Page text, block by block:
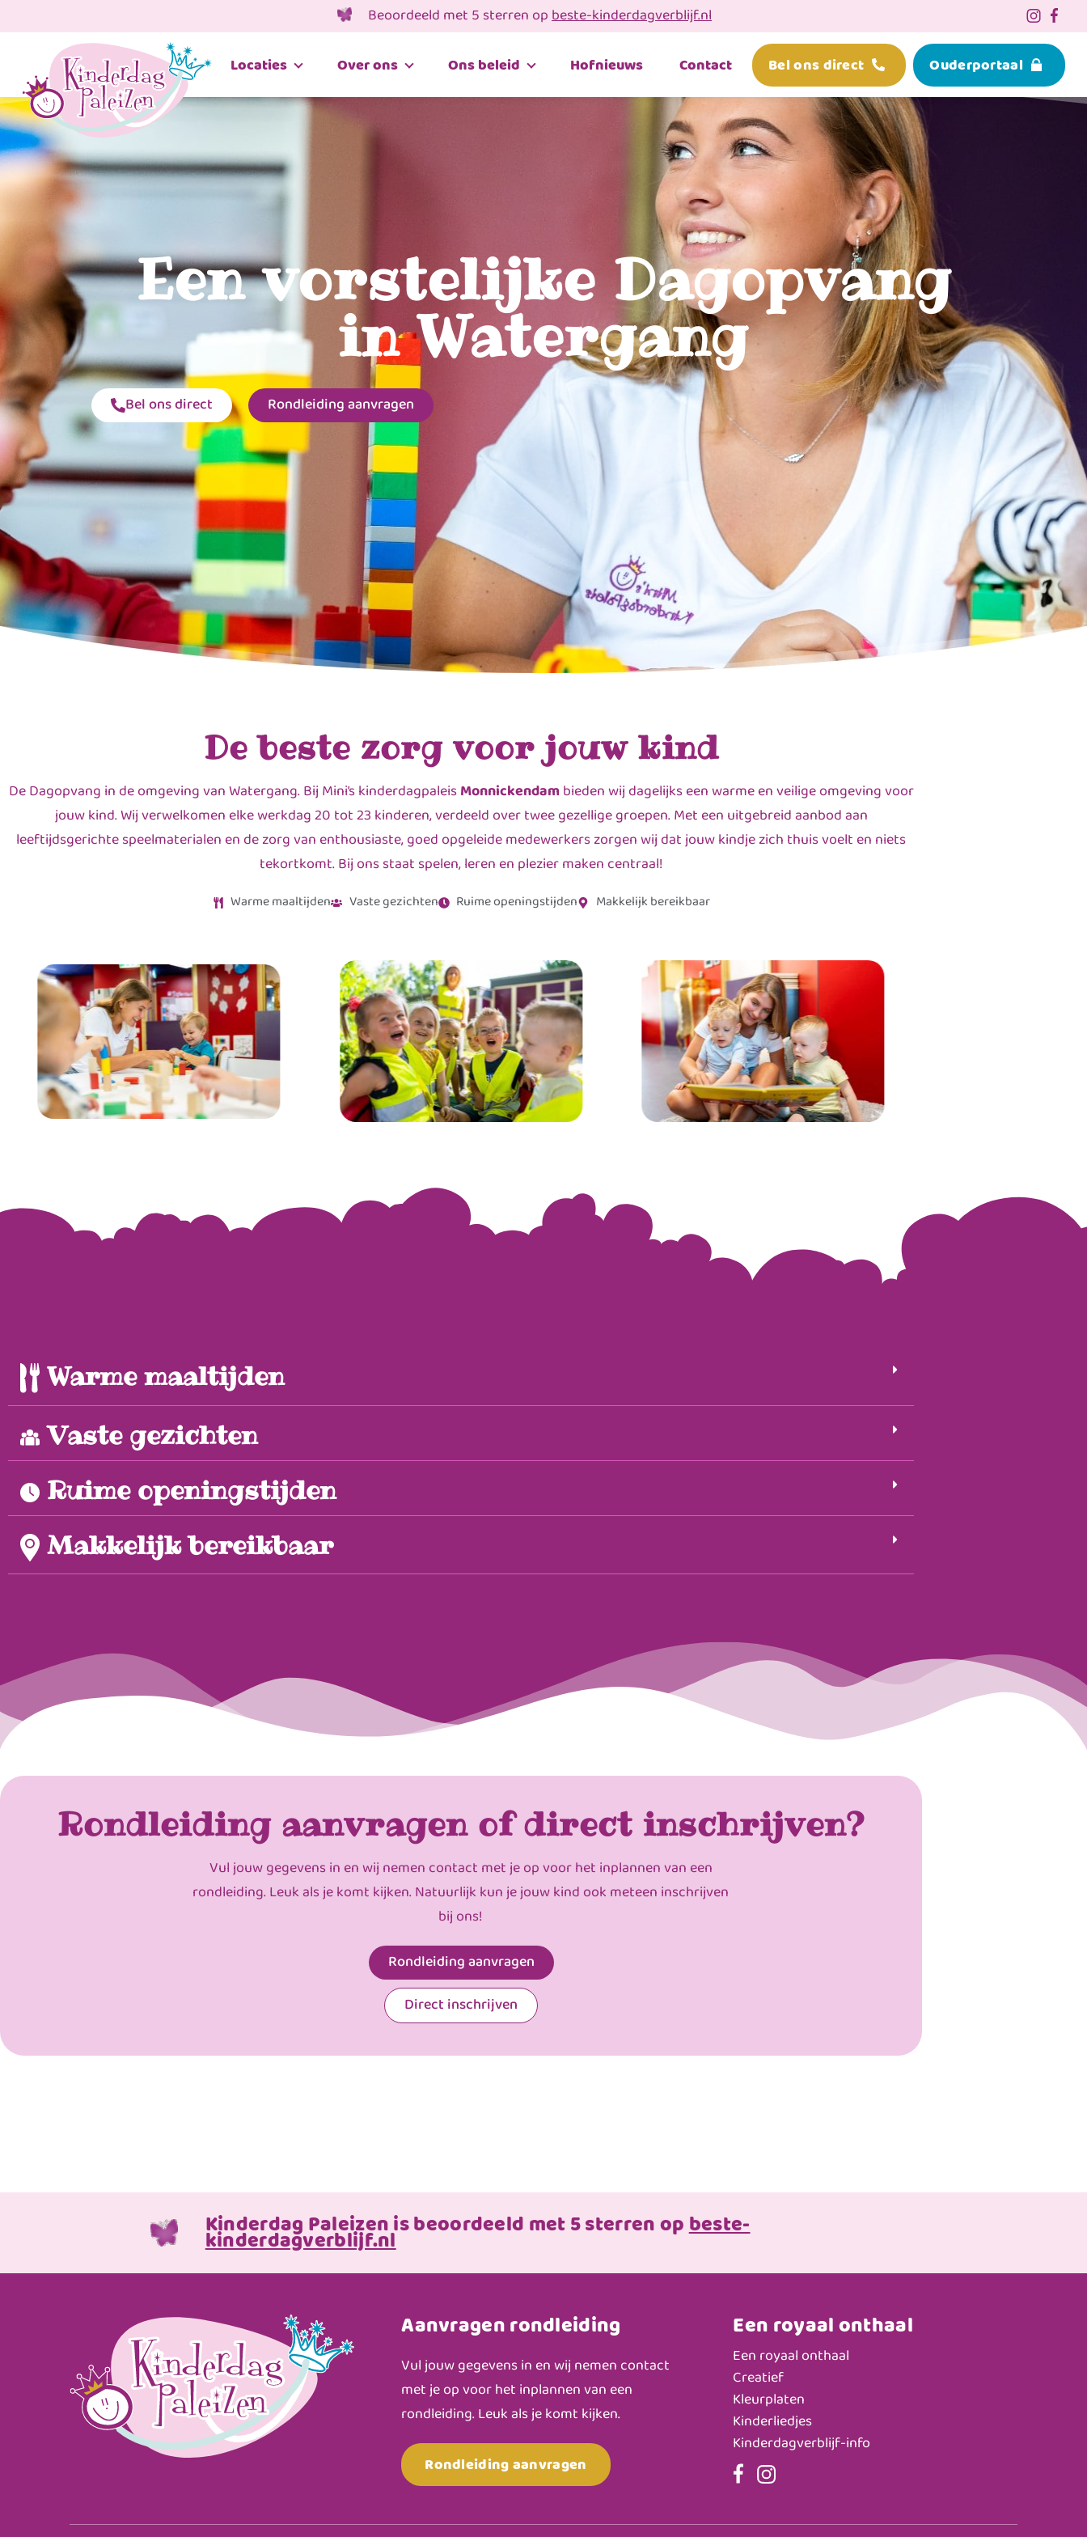
Beoordeeld met 5 sterren opbeste-kinderdagverblijf.nl
Bel ons direct Ouderportaal
Locaties Over ons Ons beleid Hofnieuws Contact
Een vorstelijke Dagopvang
in Watergang
Bel ons direct Rondleiding aanvragen
De beste zorg voor jouw kind
De Dagopvang in de omgeving van Watergang. Bij Mini’s kinderdagpaleisMonnickendam bieden wij dagelijks een warme en veilige omgeving voor
jouw kind. Wij verwelkomen elke werkdag 20 tot 23 kinderen, verdeeld over twee gezellige groepen. Met een uitgebreid aanbod aan
leeftijdsgerichte speelmaterialen en de zorg van enthousiaste, goed opgeleide medewerkers zorgen wij dat jouw kindje zich thuis voelt en niets
tekortkomt. Bij ons staat spelen, leren en plezier maken centraal!
Warme maaltijden Vaste gezichten Ruime openingstijden Makkelijk bereikbaar
Warme maaltijden
Vaste gezichten
Ruime openingstijden
Makkelijk bereikbaar
Rondleiding aanvragen of direct inschrijven?
Vul jouw gegevens in en wij nemen contact met je op voor het inplannen van een
rondleiding. Leuk als je komt kijken. Natuurlijk kun je jouw kind ook meteen inschrijven
bij ons!
Rondleiding aanvragen
Direct inschrijven
Kinderdag Paleizen is beoordeeld met 5 sterren opbeste-
kinderdagverblijf.nl
Aanvragen rondleiding
Vul jouw gegevens in en wij nemen contact
met je op voor het inplannen van een
rondleiding. Leuk als je komt kijken.
Rondleiding aanvragen
Een royaal onthaal
Een royaal onthaal
Creatief
Kleurplaten
Kinderliedjes
Kinderdagverblijf-info